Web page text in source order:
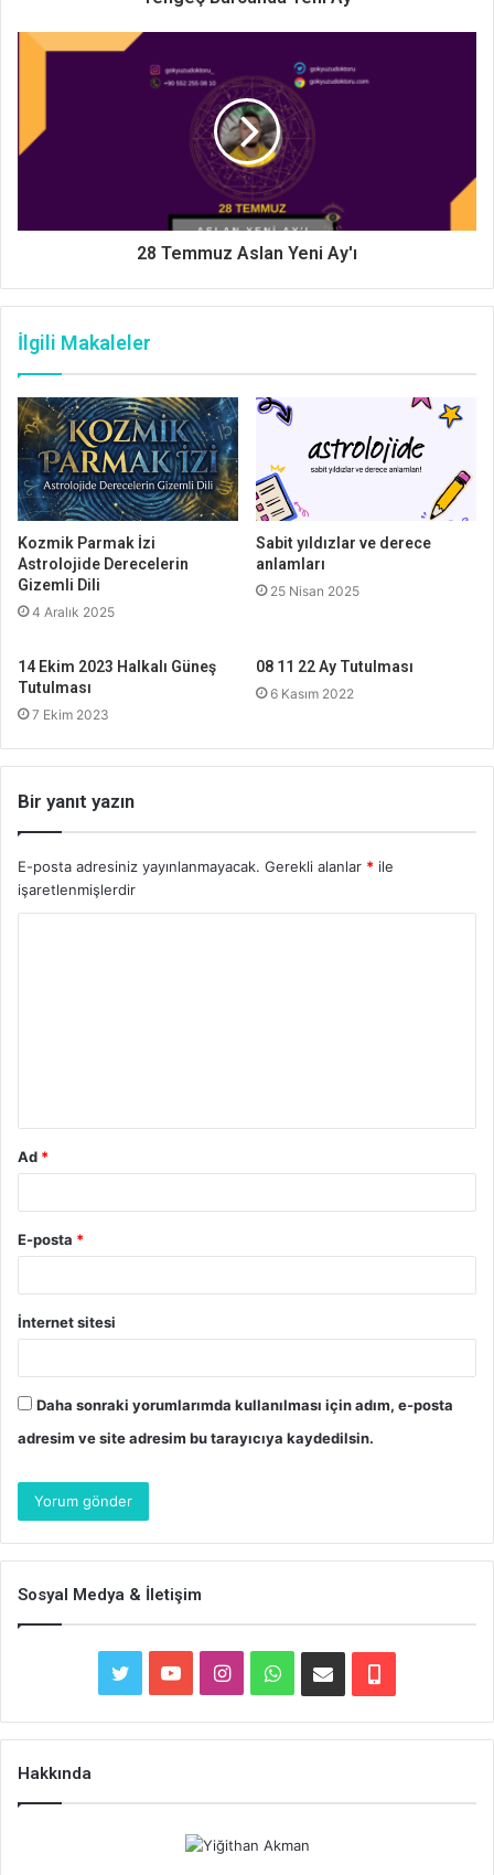
28 Temmuz Aslan Yeni Ay'ı
İlgili Makaleler
Kozmik Parmak İzi
Astrolojide Derecelerin
Gizemli Dili
4 Aralık 2025
Sabit yıldızlar ve derece
anlamları
25 Nisan 2025
14 Ekim 2023 Halkalı Güneş
Tutulması
7 Ekim 2023
08 11 22 Ay Tutulması
6 Kasım 2022
Bir yanıt yazın
E-posta adresiniz yayınlanmayacak. Gerekli alanlar * ile
işaretlenmişlerdir
Ad *
E-posta *
İnternet sitesi
Daha sonraki yorumlarımda kullanılması için adım, e-posta
adresim ve site adresim bu tarayıcıya kaydedilsin.
Sosyal Medya & İletişim
TwitterYouTubeInstagramWhatsApp
E-
Posta
Telefon
Hakkında